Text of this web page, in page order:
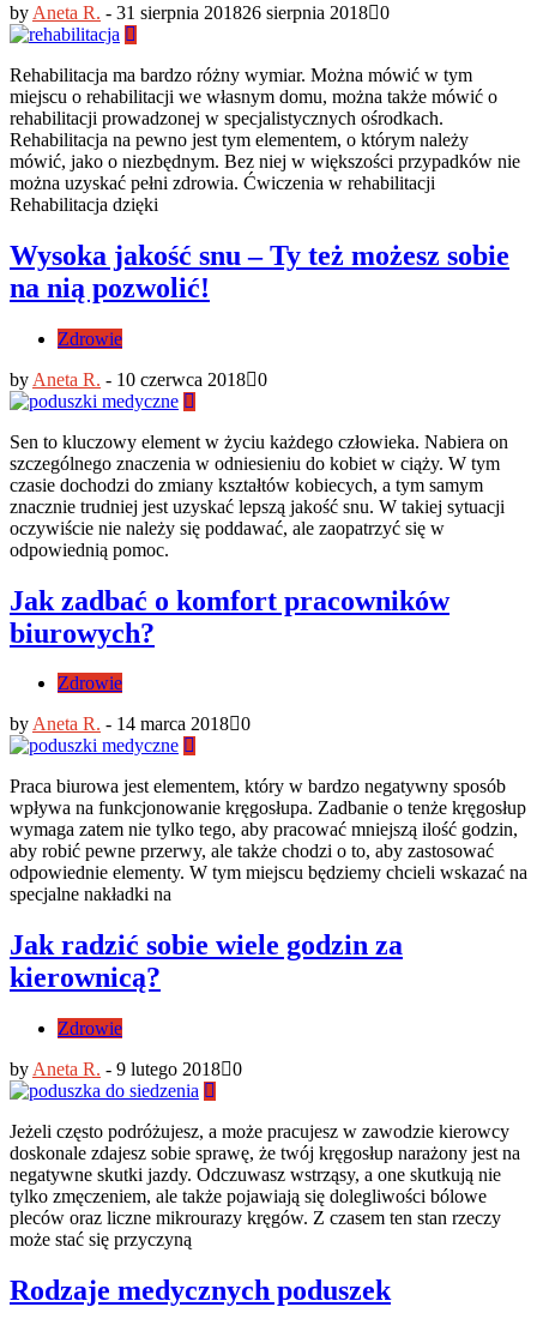
by Aneta R. - 31 sierpnia 201826 sierpnia 2018 0
Rehabilitacja ma bardzo różny wymiar. Można mówić w tym
miejscu o rehabilitacji we własnym domu, można także mówić o
rehabilitacji prowadzonej w specjalistycznych ośrodkach.
Rehabilitacja na pewno jest tym elementem, o którym należy
mówić, jako o niezbędnym. Bez niej w większości przypadków nie
można uzyskać pełni zdrowia. Ćwiczenia w rehabilitacji
Rehabilitacja dzięki
Wysoka jakość snu – Ty też możesz sobie
na nią pozwolić!
Zdrowie
by Aneta R. - 10 czerwca 2018 0
Sen to kluczowy element w życiu każdego człowieka. Nabiera on
szczególnego znaczenia w odniesieniu do kobiet w ciąży. W tym
czasie dochodzi do zmiany kształtów kobiecych, a tym samym
znacznie trudniej jest uzyskać lepszą jakość snu. W takiej sytuacji
oczywiście nie należy się poddawać, ale zaopatrzyć się w
odpowiednią pomoc.
Jak zadbać o komfort pracowników
biurowych?
Zdrowie
byAneta R. - 14 marca 2018 0
Praca biurowa jest elementem, który w bardzo negatywny sposób
wpływa na funkcjonowanie kręgosłupa. Zadbanie o tenże kręgosłup
wymaga zatem nie tylko tego, aby pracować mniejszą ilość godzin,
aby robić pewne przerwy, ale także chodzi o to, aby zastosować
odpowiednie elementy. W tym miejscu będziemy chcieli wskazać na
specjalne nakładki na
Jak radzić sobie wiele godzin za
kierownicą?
Zdrowie
by Aneta R. - 9 lutego 2018 0
Jeżeli często podróżujesz, a może pracujesz w zawodzie kierowcy
doskonale zdajesz sobie sprawę, że twój kręgosłup narażony jest na
negatywne skutki jazdy. Odczuwasz wstrząsy, a one skutkują nie
tylko zmęczeniem, ale także pojawiają się dolegliwości bólowe
pleców oraz liczne mikrourazy kręgów. Z czasem ten stan rzeczy
może stać się przyczyną
Rodzaje medycznych poduszek